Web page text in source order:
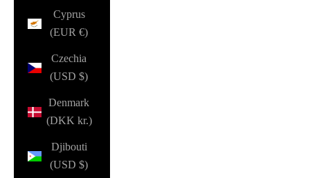
Cyprus
(EUR €)
Czechia
(USD $)
Denmark
(DKK kr.)
Djibouti
(USD $)